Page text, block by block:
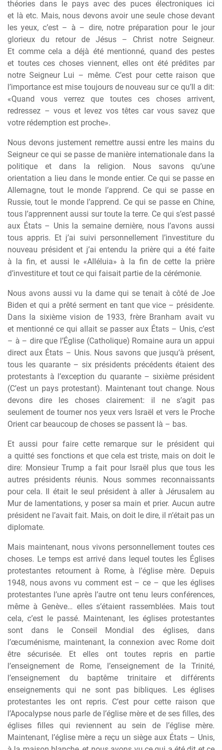
théories dans le pays avec des puces électroniques ici
et là etc. Mais, nous devons avoir une seule chose devant
les yeux, c’est – à – dire, notre préparation pour le jour
glorieux du retour de Jésus – Christ notre Seigneur.
Et comme cela a déjà été mentionné, quand des pestes
et toutes ces choses viennent, elles ont été prédites par
notre Seigneur Lui – même. C’est pour cette raison que
l’importance est mise toujours de nouveau sur ce qu’Il a dit:
«Quand vous verrez que toutes ces choses arrivent,
redressez – vous et levez vos têtes car vous savez que
votre rédemption est proche».
Nous devons justement remettre aussi entre les mains du
Seigneur ce qui se passe de manière internationale dans la
politique et dans la religion. Nous savons qu’une
orientation a lieu dans le monde entier. Ce qui se passe en
Allemagne, tout le monde l’apprend. Ce qui se passe en
Russie, tout le monde l’apprend. Ce qui se passe en Chine,
tous l’apprennent aussi sur toute la terre. Ce qui s’est passé
aux États – Unis la semaine dernière, nous l’avons aussi
tous appris. Et j’ai suivi personnellement l’investiture du
nouveau président et j’ai entendu la prière qui a été faite
à la fin, et aussi le «Alléluia» à la fin de cette la prière
d’investiture et tout ce qui faisait partie de la cérémonie.
Nous avons aussi vu la dame qui se tenait à côté de Joe
Biden et qui a prêté serment en tant que vice – présidente.
Dans la sixième vision de 1933, frère Branham avait vu
et mentionné ce qui allait se passer aux États – Unis, c’est
– à – dire que l’Église (Catholique) Romaine aura un appui
direct aux États – Unis. Nous savons que jusqu’à présent,
tous les quarante – six présidents précédents étaient des
protestants à l’exception du quarante – sixième président
(C’est un pays protestant). Maintenant tout change. Nous
devons dire les choses clairement: il ne s’agit pas
seulement de tourner nos yeux vers Israël et vers le Proche
Orient car beaucoup de choses se passent là – bas.
Et aussi pour faire cette remarque sur le président qui
a quitté ses fonctions et que cela est triste, mais on doit le
dire: Monsieur Trump a fait pour Israël plus que tous les
autres présidents réunis. Nous sommes reconnaissants
pour cela. Il était le seul président à aller à Jérusalem au
Mur de lamentations, y poser sa main et prier. Aucun autre
président ne l’avait fait. Mais, on doit le dire, il n’était pas un
diplomate.
Mais maintenant, nous vivons personnellement toutes ces
choses. Le temps est arrivé dans lequel toutes les Églises
protestantes retournent à Rome, à l’église mère. Depuis
1948, nous avons vu comment est – ce – que les églises
protestantes l’une après l’autre ont tenu leurs conférences,
même à Genève… elles s’étaient rassemblées. Mais tout
cela, c’est le passé. Maintenant, les églises protestantes
sont dans le Conseil Mondial des églises, dans
l’œcuménisme, maintenant, la connexion avec Rome doit
être sécurisée. Et elles ont toutes repris en partie
l’enseignement de Rome, l’enseignement de la Trinité,
l’enseignement du baptême trinitaire et différents
enseignements qui ne sont pas bibliques. Les églises
protestantes les ont repris. C’est pour cette raison que
l’Apocalypse nous parle de l’église mère et de ses filles, des
églises filles qui reviennent au sein de l’église mère.
Maintenant, l’église mère a reçu un siège aux États – Unis,